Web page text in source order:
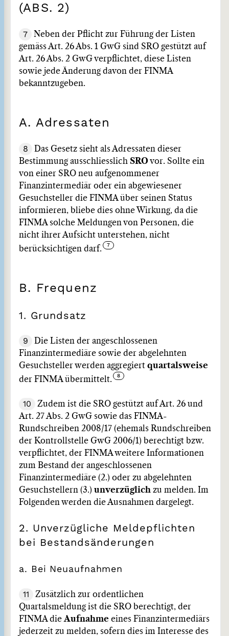
(ABS. 2)
7
Neben der Pflicht zur Führung der Listen
gemäss Art. 26 Abs. 1 GwG sind SRO gestützt auf
Art. 26 Abs. 2 GwG verpflichtet, diese Listen
sowie jede Änderung davon der FINMA
bekanntzugeben.
A. Adressaten
8
Das Gesetz sieht als Adressaten dieser
Bestimmung ausschliesslich SROvor. Sollte ein
von einer SRO neu aufgenommener
Finanzintermediär oder ein abgewiesener
Gesuchsteller die FINMA über seinen Status
informieren, bliebe dies ohne Wirkung, da die
FINMA solche Meldungen von Personen, die
nicht ihrer Aufsicht unterstehen, nicht
berücksichtigen darf.
B. Frequenz
1. Grundsatz
9
Die Listen der angeschlossenen
Finanzintermediäre sowie der abgelehnten
Gesuchsteller werden aggregiert quartalsweise
der FINMA übermittelt.
10
Zudem ist die SRO gestützt auf Art. 26 und
Art. 27 Abs. 2 GwG sowie das FINMA-
Rundschreiben 2008/17 (ehemals Rundschreiben
der Kontrollstelle GwG 2006/1) berechtigt bzw.
verpflichtet, der FINMA weitere Informationen
zum Bestand der angeschlossenen
Finanzintermediäre (2.) oder zu abgelehnten
Gesuchstellern (3.) unverzüglich zu melden. Im
Folgenden werden die Ausnahmen dargelegt.
2. Unverzügliche Meldepflichten
bei Bestandsänderungen
a. Bei Neuaufnahmen
11
Zusätzlich zur ordentlichen
Quartalsmeldung ist die SRO berechtigt, der
FINMA die Aufnahme eines Finanzintermediärs
jederzeit zu melden, sofern dies im Interesse des